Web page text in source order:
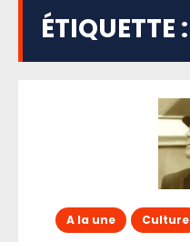
ÉTIQUETTE :
A la une Culture